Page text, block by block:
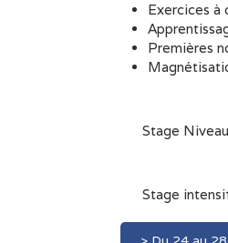
Exercices à
Premières
Stage Niveau
Stage intensif